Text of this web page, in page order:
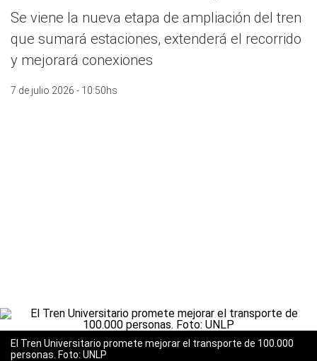
Se viene la nueva etapa de ampliación del tren
que sumará estaciones, extenderá el recorrido
y mejorará conexiones
7 de julio 2026 - 10:50hs
El Tren Universitario promete mejorar el transporte de 100.000
personas. Foto: UNLP